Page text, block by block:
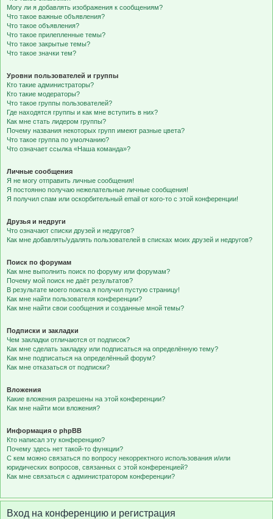
Могу ли я добавлять изображения к сообщениям?
Что такое важные объявления?
Что такое объявления?
Что такое прилепленные темы?
Что такое закрытые темы?
Что такое значки тем?
Уровни пользователей и группы
Кто такие администраторы?
Кто такие модераторы?
Что такое группы пользователей?
Где находятся группы и как мне вступить в них?
Как мне стать лидером группы?
Почему названия некоторых групп имеют разные цвета?
Что такое группа по умолчанию?
Что означает ссылка «Наша команда»?
Личные сообщения
Я не могу отправить личные сообщения!
Я постоянно получаю нежелательные личные сообщения!
Я получил спам или оскорбительный email от кого-то с этой конференции!
Друзья и недруги
Что означают списки друзей и недругов?
Как мне добавлять/удалять пользователей в списках моих друзей и недругов?
Поиск по форумам
Как мне выполнить поиск по форуму или форумам?
Почему мой поиск не даёт результатов?
В результате моего поиска я получил пустую страницу!
Как мне найти пользователя конференции?
Как мне найти свои сообщения и созданные мной темы?
Подписки и закладки
Чем закладки отличаются от подписок?
Как мне сделать закладку или подписаться на определённую тему?
Как мне подписаться на определённый форум?
Как мне отказаться от подписки?
Вложения
Какие вложения разрешены на этой конференции?
Как мне найти мои вложения?
Информация о phpBB
Кто написал эту конференцию?
Почему здесь нет такой-то функции?
С кем можно связаться по вопросу некорректного использования и/или
юридических вопросов, связанных с этой конференцией?
Как мне связаться с администратором конференции?
Вход на конференцию и регистрация